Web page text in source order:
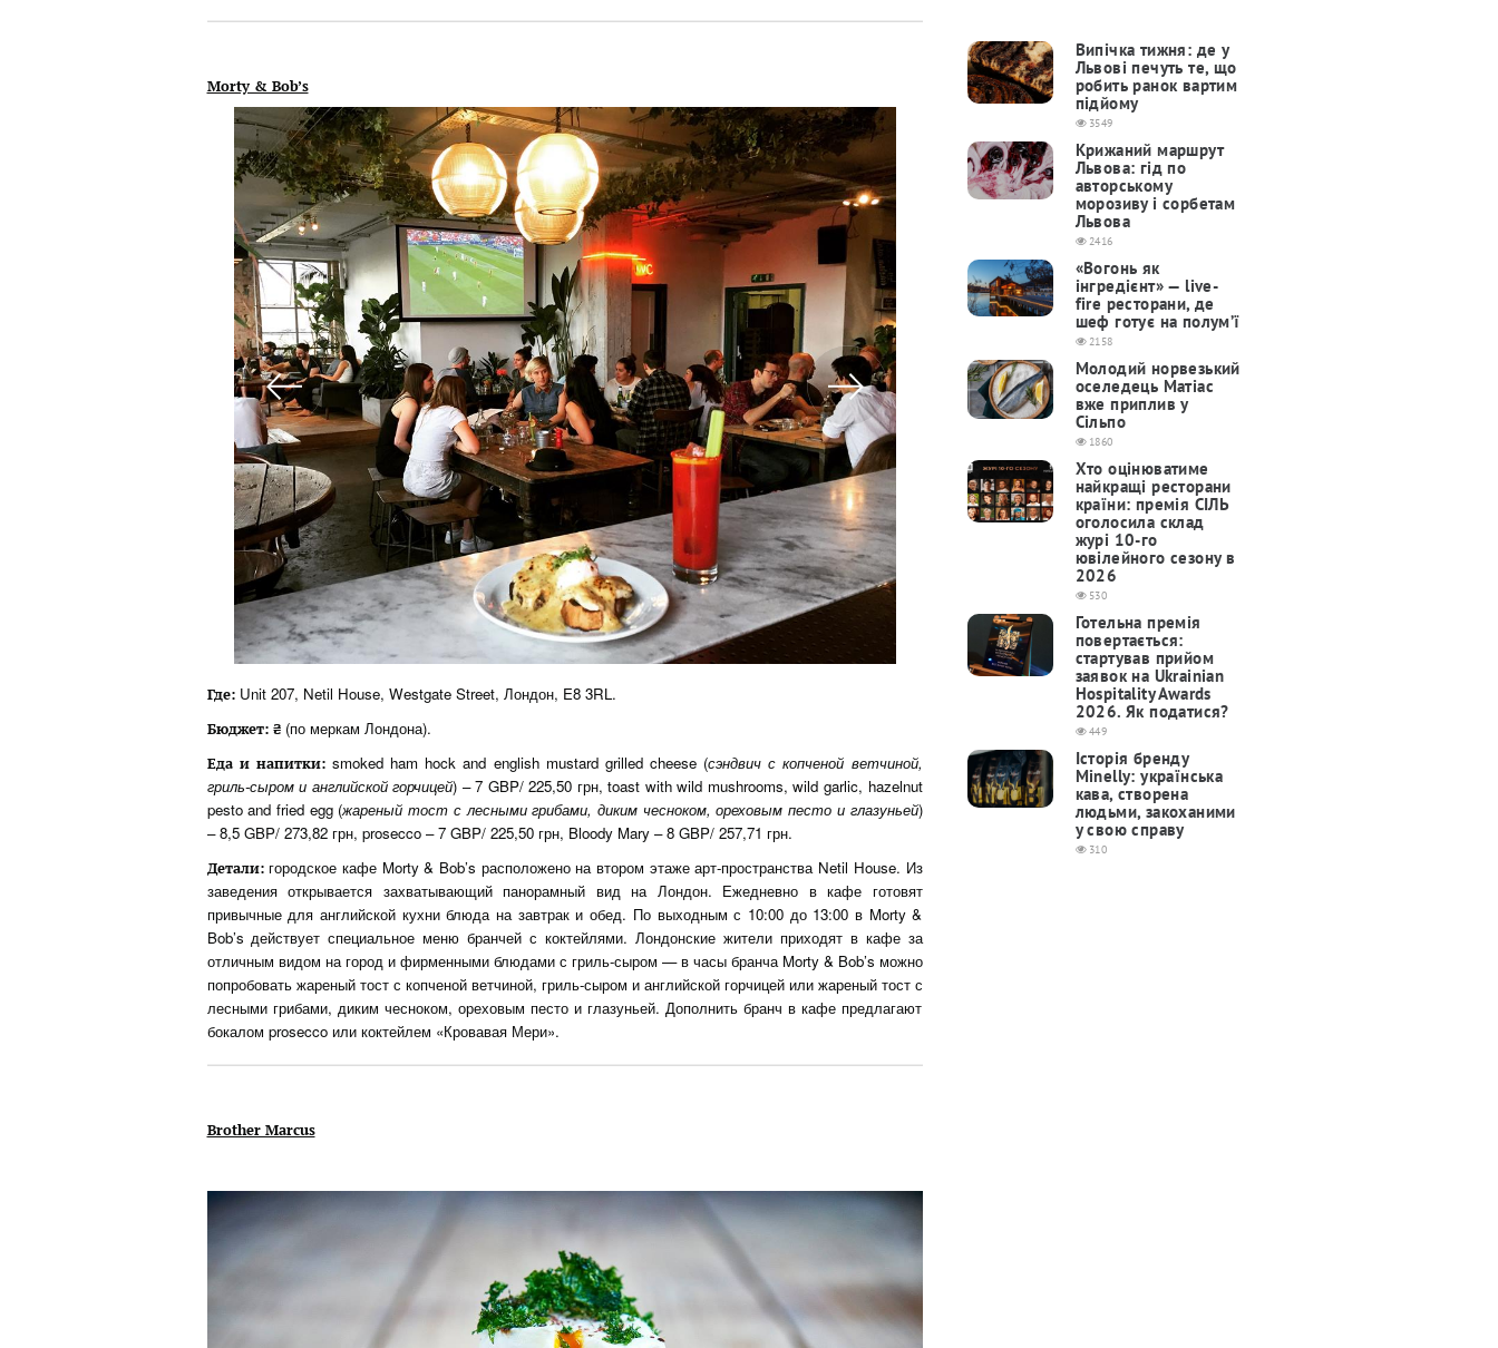
Morty & Bob’s
Где:Unit 207, Netil House, Westgate Street, Лондон, E8 3RL.
Бюджет: ₴(по меркам Лондона).
Едаинапитки:smoked ham hock and english mustard grilled cheese (сэндвич с копченой ветчиной,
гриль-сыром и английской горчицей) – 7 GBP/ 225,50 грн, toast with wild mushrooms, wild garlic, hazelnut
pesto and fried egg (жареный тост с лесными грибами, диким чесноком,ореховым песто и глазуньей)
– 8,5 GBP/ 273,82 грн, prosecco – 7 GBP/ 225,50 грн, Bloody Mary – 8 GBP/ 257,71 грн.
Детали:городское кафе Morty & Bob’s расположено на втором этаже арт-пространства Netil House. Из
заведения открывается захватывающий панорамный вид на Лондон. Ежедневно в кафе готовят
привычные для английской кухни блюда на завтрак и обед. По выходным с 10:00 до 13:00 в Morty &
Bob’s действует специальное меню бранчей с коктейлями. Лондонские жители приходят в кафе за
отличным видом на город и фирменными блюдами с гриль-сыром — в часы бранча Morty & Bob’s можно
попробовать жареный тост с копченой ветчиной, гриль-сыром и английской горчицей или жареный тост с
лесными грибами, диким чесноком, ореховым песто и глазуньей. Дополнить бранч в кафе предлагают
бокалом prosecco или коктейлем «Кровавая Мери».
Brother Marcus
Випічка тижня: де у
Львові печуть те, що
робить ранок вартим
підйому
3549
Крижаний маршрут
Львова: гід по
авторському
морозиву і сорбетам
Львова
2416
«Вогонь як
інгредієнт» — live-
fire ресторани, де
шеф готує на полум’ї
2158
Молодий норвезький
оселедець Матіас
вже приплив у
Сільпо
1860
Хто оцінюватиме
найкращі ресторани
країни: премія СІЛЬ
оголосила склад
журі 10-го
ювілейного сезону в
2026
530
Готельна премія
повертається:
cтартував прийом
заявок на Ukrainian
Hospitality Awards
2026. Як податися?
449
Історія бренду
Minelly: українська
кава, створена
людьми, закоханими
у свою справу
310